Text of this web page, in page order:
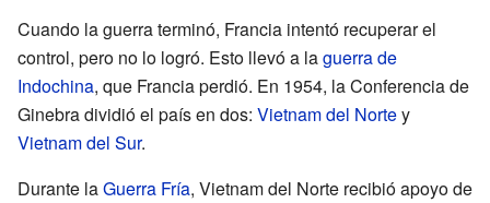
Cuando la guerra terminó, Francia intentó recuperar el
control, pero no lo logró. Esto llevó a laguerra de
Indochina, que Francia perdió. En 1954, la Conferencia de
Ginebra dividió el país en dos: Vietnam del Nortey
Vietnam del Sur.
Durante laGuerra Fría, Vietnam del Norte recibió apoyo de